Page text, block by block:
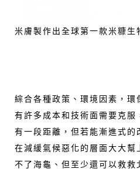
米膚製作出全球第一款米糠
綜合各種政策、環境因素，
有許多成本和技術面需要克
有一段距離，但若能漸進式
在減緩氣候惡化的層面大大
不了海龜、但至少還可以救救